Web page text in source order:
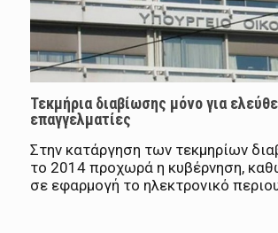
Τεκμήρια διαβίωσης μόνο για
επαγγελματίες
Στην κατάργηση των τεκμηρίων
το 2014 προχωρά η κυβέρνηση,
σε εφαρμογή το ηλεκτρονικό